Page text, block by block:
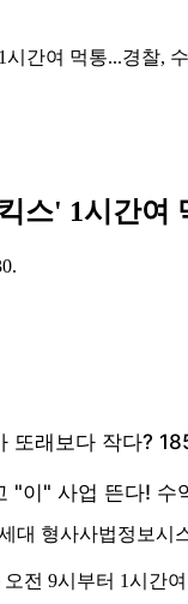
간여 먹통...경찰,
스' 1시간여
대 형사사법정보시
전 9시부터 1시간